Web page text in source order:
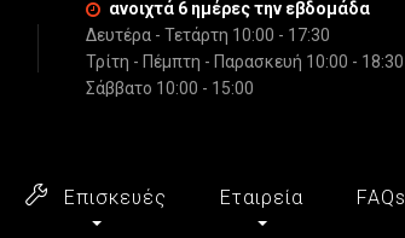
ανοιχτά 6 ημέρες την εβδομάδα
Δευτέρα - Τετάρτη 10:00 - 17:30
Τρίτη - Πέμπτη - Παρασκευή 10:00 - 18:30
Σάββατο 10:00 - 15:00
Επισκευές Εταιρεία FAQs